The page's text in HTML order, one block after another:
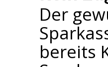
Der
bereits